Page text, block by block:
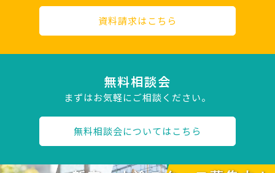
資料請求はこちら
無料相談会
まずはお気軽にご相談ください。
無料相談会についてはこちら